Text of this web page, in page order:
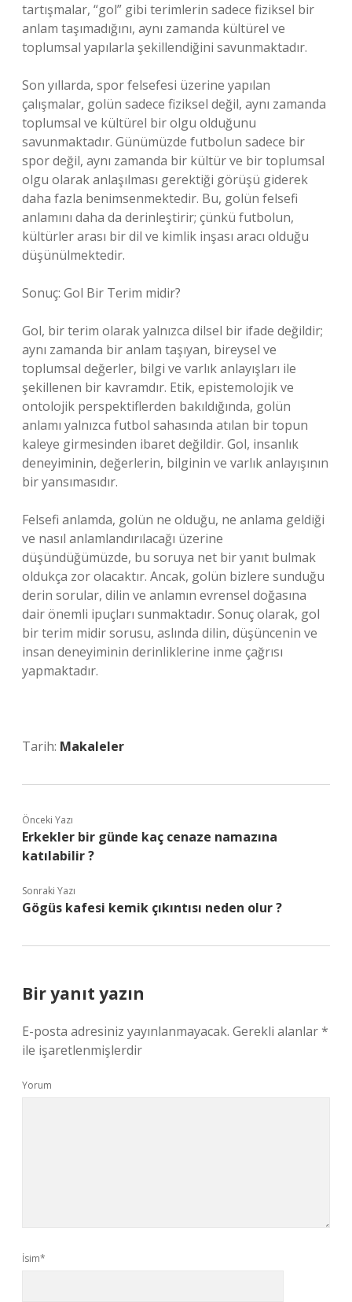
tartışmalar, “gol” gibi terimlerin sadece fiziksel bir
anlam taşımadığını, aynı zamanda kültürel ve
toplumsal yapılarla şekillendiğini savunmaktadır.
Son yıllarda, spor felsefesi üzerine yapılan
çalışmalar, golün sadece fiziksel değil, aynı zamanda
toplumsal ve kültürel bir olgu olduğunu
savunmaktadır. Günümüzde futbolun sadece bir
spor değil, aynı zamanda bir kültür ve bir toplumsal
olgu olarak anlaşılması gerektiği görüşü giderek
daha fazla benimsenmektedir. Bu, golün felsefi
anlamını daha da derinleştirir; çünkü futbolun,
kültürler arası bir dil ve kimlik inşası aracı olduğu
düşünülmektedir.
Sonuç: Gol Bir Terim midir?
Gol, bir terim olarak yalnızca dilsel bir ifade değildir;
aynı zamanda bir anlam taşıyan, bireysel ve
toplumsal değerler, bilgi ve varlık anlayışları ile
şekillenen bir kavramdır. Etik, epistemolojik ve
ontolojik perspektiflerden bakıldığında, golün
anlamı yalnızca futbol sahasında atılan bir topun
kaleye girmesinden ibaret değildir. Gol, insanlık
deneyiminin, değerlerin, bilginin ve varlık anlayışının
bir yansımasıdır.
Felsefi anlamda, golün ne olduğu, ne anlama geldiği
ve nasıl anlamlandırılacağı üzerine
düşündüğümüzde, bu soruya net bir yanıt bulmak
oldukça zor olacaktır. Ancak, golün bizlere sunduğu
derin sorular, dilin ve anlamın evrensel doğasına
dair önemli ipuçları sunmaktadır. Sonuç olarak, gol
bir terim midir sorusu, aslında dilin, düşüncenin ve
insan deneyiminin derinliklerine inme çağrısı
yapmaktadır.
Tarih: Makaleler
Önceki Yazı
Erkekler bir günde kaç cenaze namazına
katılabilir ?
Sonraki Yazı
Gögüs kafesi kemik çıkıntısı neden olur ?
Bir yanıt yazın
E-posta adresiniz yayınlanmayacak. Gerekli alanlar*
ile işaretlenmişlerdir
Yorum
İsim*